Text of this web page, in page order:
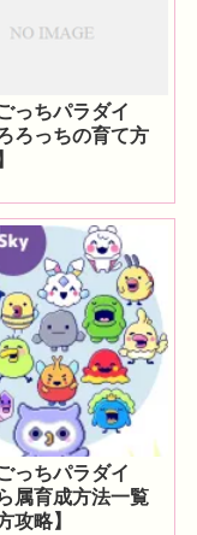
っちパラダイ
ろっちの育て方
っちパラダイ
属育成方法一覧
攻略】